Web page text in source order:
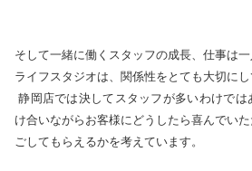
そして一緒に働くスタッフの成長、仕事は
ライフスタジオは、関係性をとても大切にし
静岡店では決してスタッフが多いわけで
け合いながらお客様にどうしたら喜んでい
ごしてもらえるかを考えています。